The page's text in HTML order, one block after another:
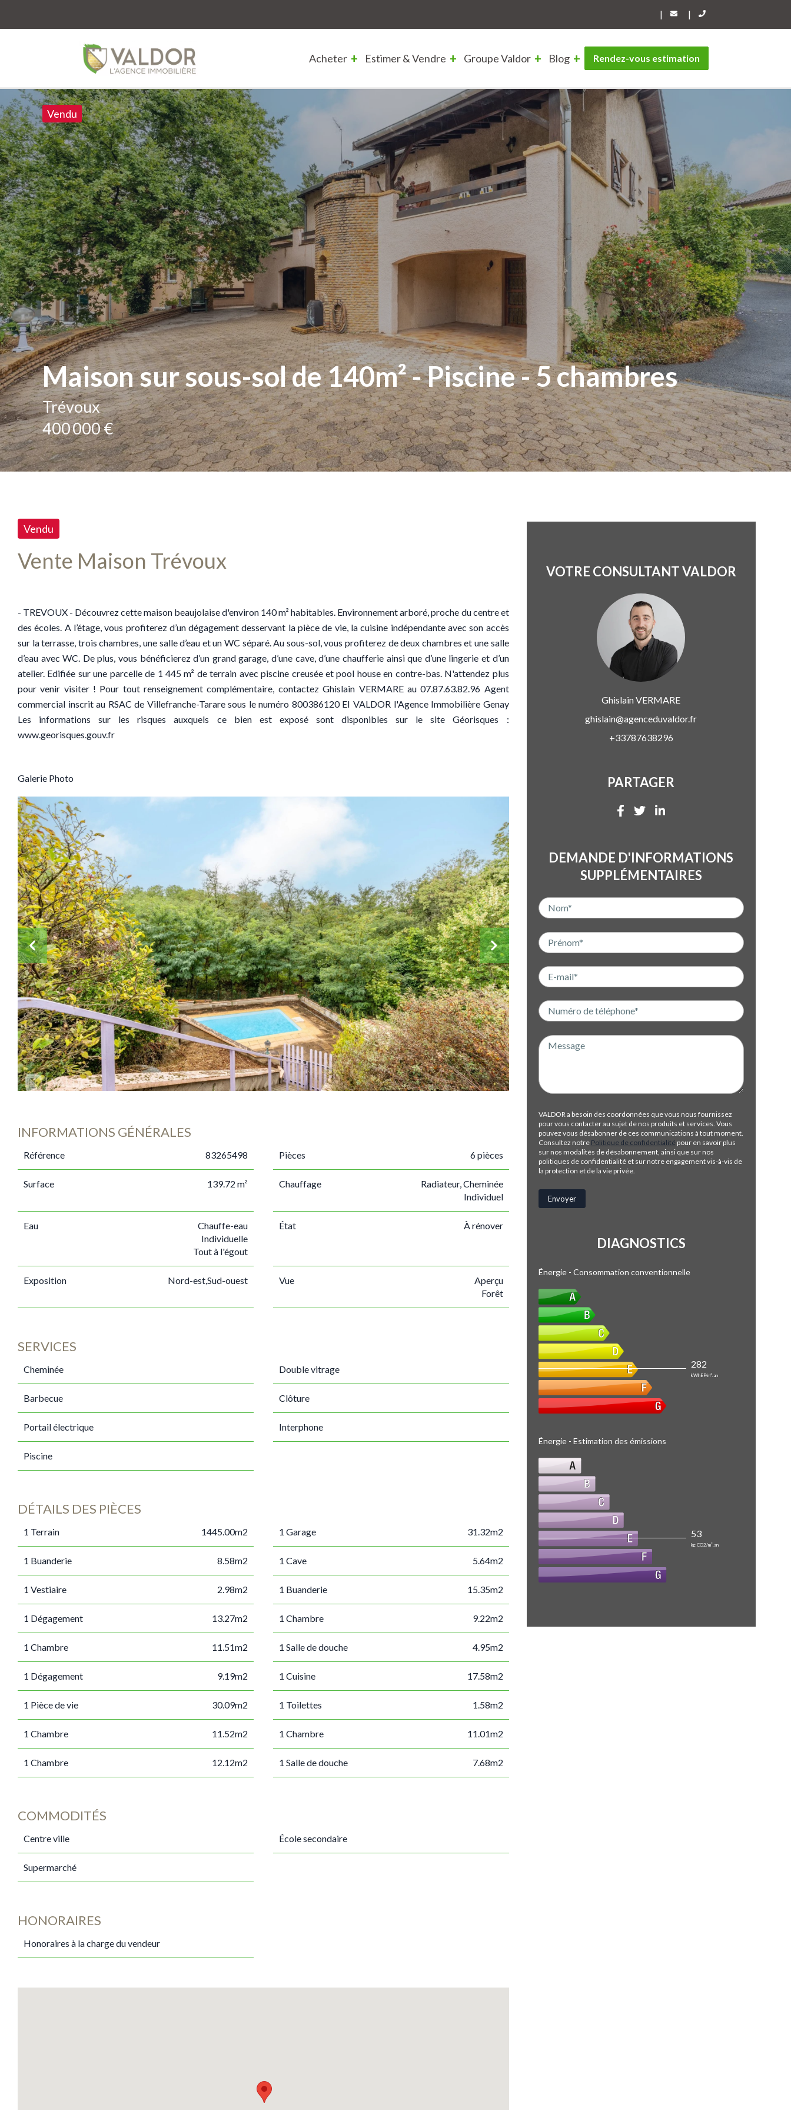
| |
Acheter Estimer & Vendre Groupe Valdor Blog Rendez-vous estimation
Vendu
Maison sur sous-sol de 140m² - Piscine - 5 chambres
Trévoux
400 000 €
Vendu
Vente Maison Trévoux
- TREVOUX - Découvrez cette maison beaujolaise d'environ 140 m² habitables. Environnement arboré, proche du centre et
des écoles. A l’étage, vous profiterez d’un dégagement desservant la pièce de vie, la cuisine indépendante avec son accès
sur la terrasse, trois chambres, une salle d’eau et un WC séparé. Au sous-sol, vous profiterez de deux chambres et une salle
d’eau avec WC. De plus, vous bénéficierez d’un grand garage, d’une cave, d’une chaufferie ainsi que d’une lingerie et d’un
atelier. Edifiée sur une parcelle de 1 445 m² de terrain avec piscine creusée et pool house en contre-bas. N'attendez plus
pour venir visiter ! Pour tout renseignement complémentaire, contactez Ghislain VERMARE au 07.87.63.82.96 Agent
commercial inscrit au RSAC de Villefranche-Tarare sous le numéro 800386120 EI VALDOR l'Agence Immobilière Genay
Les informations sur les risques auxquels ce bien est exposé sont disponibles sur le site Géorisques :
www.georisques.gouv.fr
Galerie Photo
INFORMATIONS GÉNÉRALES
Référence 83265498 Pièces 6 pièces
Surface 139.72 m² Chauffage
Radiateur, Cheminée
Individuel
Eau
Chauffe-eau
Individuelle
Tout à l'égout
État À rénover
Exposition Nord-est,Sud-ouest Vue
Aperçu
Forêt
SERVICES
Cheminée Double vitrage
Barbecue Clôture
Portail électrique Interphone
Piscine
DÉTAILS DES PIÈCES
1 Terrain 1445.00m2 1 Garage 31.32m2
1 Buanderie 8.58m2 1 Cave 5.64m2
1 Vestiaire 2.98m2 1 Buanderie 15.35m2
1 Dégagement 13.27m2 1 Chambre 9.22m2
1 Chambre 11.51m2 1 Salle de douche 4.95m2
1 Dégagement 9.19m2 1 Cuisine 17.58m2
1 Pièce de vie 30.09m2 1 Toilettes 1.58m2
1 Chambre 11.52m2 1 Chambre 11.01m2
1 Chambre 12.12m2 1 Salle de douche 7.68m2
COMMODITÉS
Centre ville École secondaire
Supermarché
HONORAIRES
Honoraires à la charge du vendeur
VOTRE CONSULTANT VALDOR
GhislainVERMARE
ghislain@agenceduvaldor.fr
+33787638296
PARTAGER
DEMANDE D'INFORMATIONS
SUPPLÉMENTAIRES
VALDOR a besoin des coordonnées que vous nous fournissez
pour vous contacter au sujet de nos produits et services. Vous
pouvez vous désabonner de ces communications à tout moment.
Consultez notre Politique de confidentialité pour en savoir plus
sur nos modalités de désabonnement, ainsi que sur nos
politiques de confidentialité et sur notre engagement vis-à-vis de
la protection et de la vie privée.
DIAGNOSTICS
Énergie - Consommation conventionnelle
282
kWhEP/m².an
Énergie - Estimation des émissions
53
kg CO2/m².an